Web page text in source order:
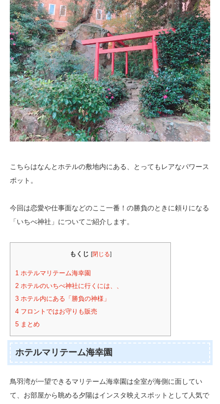
こちらはなんとホテルの敷地内にある、とってもレアなパワース
ポット。
今回は恋愛や仕事面などのここ一番！の勝負のときに頼りになる
「いちべ神社」についてご紹介します。
もくじ [閉じる]
1 ホテルマリテーム海幸園
2 ホテルのいちべ神社に行くには、、
3 ホテル内にある「勝負の神様」
4 フロントではお守りも販売
5 まとめ
ホテルマリテーム海幸園
鳥羽湾が一望できるマリテーム海幸園は全室が海側に面してい
て、お部屋から眺める夕陽はインスタ映えスポットとして人気で